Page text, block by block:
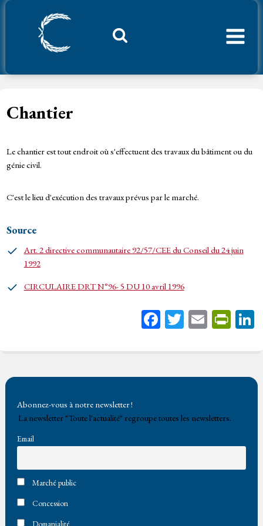
Aller
Chantier
Le chantier est tout endroit où s'effectuent des travaux du bâtiment ou du
génie civil.
C'est le lieu d'exécution des travaux prévus par le marché.
Source
Art. 2 directive communautaire 92/57/CEE du Conseil du 24 juin
1992
CIRCULAIRE DRT N°96- 5 DU 10 avril 1996
Fa
bo
ok
T
tt
er
E
ail
Pr
tF
rie
Abonnez-vous à notre newsletter !
La newsletter "Toute l'actualité" regroupe toutes les newsletters.
Email
Marché public
Concession
Domanialité